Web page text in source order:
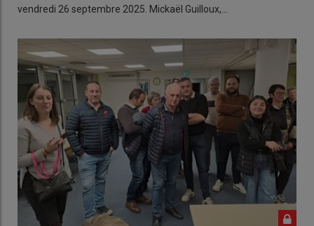
vendredi 26 septembre 2025. Mickaël Guilloux,…